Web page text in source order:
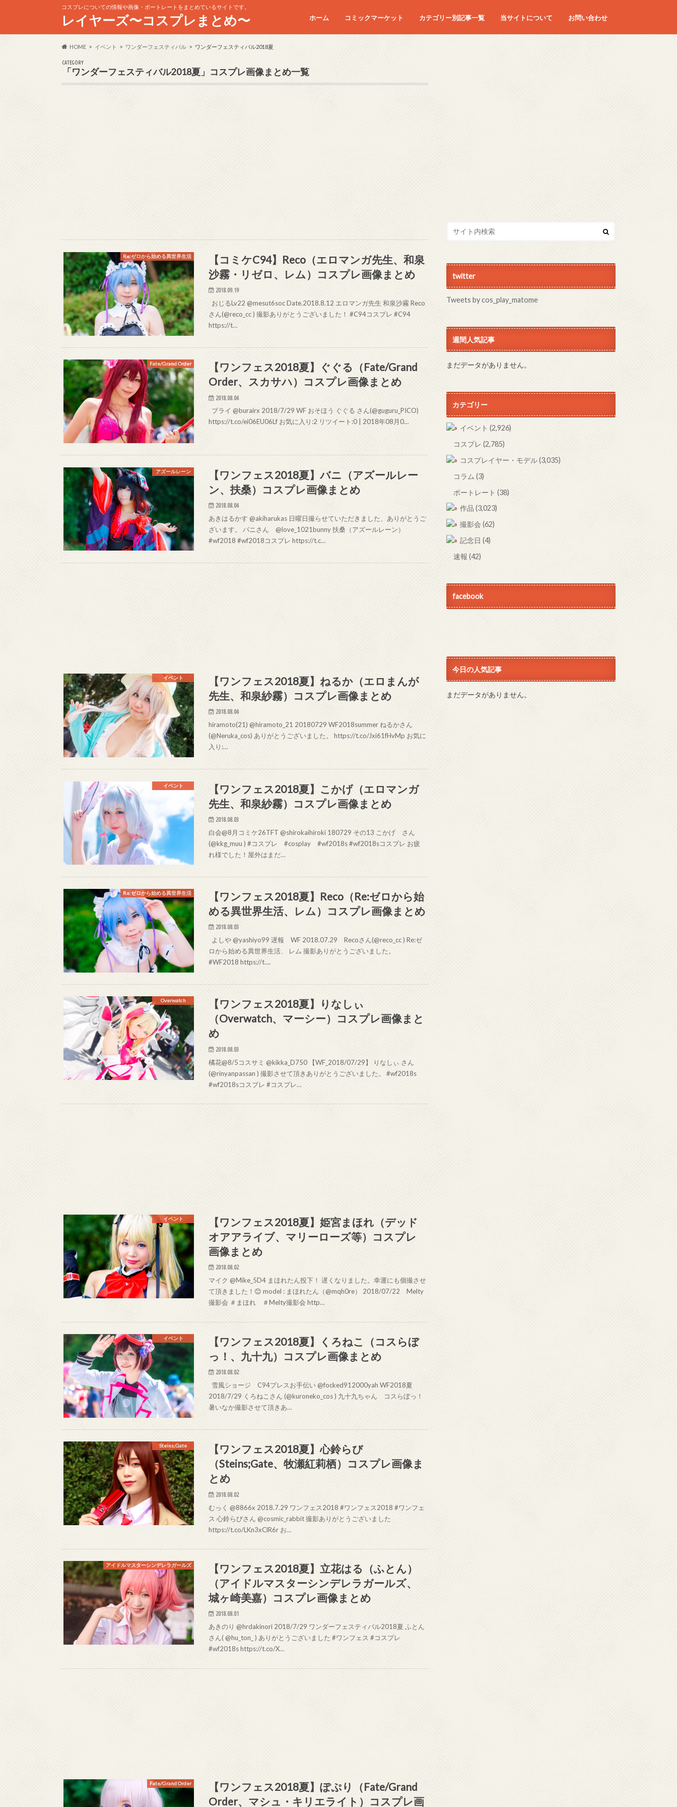
コスプレについての情報や画像・ポートレートをまとめているサイトです。
レイヤーズ〜コスプレまとめ〜 ホーム コミックマーケット
コミケC90
コミケC91
コミケC92
コミケC93
コミケC94
コミケC95
カテゴリー別記事一覧 当サイトについて お問い合わせ
HOME イベント ワンダーフェスティバル ワンダーフェスティバル2018夏
CATEGORY
「ワンダーフェスティバル2018夏」コスプレ画像まとめ一覧
Re:ゼロから始める異世界生活
【コミケC94】Reco（エロマンガ先生、和泉
沙霧・リゼロ、レム）コスプレ画像まとめ
2018.09.19
おじるLv22 @mesut6soc Date.2018.8.12 エロマンガ先生 和泉沙霧 Reco
さん(@reco_cc ) 撮影ありがとうございました！ #C94コスプレ #C94
https://t…
Fate/Grand Order
【ワンフェス2018夏】ぐぐる（Fate/Grand
Order、スカサハ）コスプレ画像まとめ
2018.08.04
ブライ @burairx 2018/7/29 WF おそほう ぐぐる さん(@guguru_PICO)
https://t.co/ei06EU06Lf お気に入り:2 リツイート:0 | 2018年08月0…
アズールレーン
【ワンフェス2018夏】バニ（アズールレー
ン、扶桑）コスプレ画像まとめ
2018.08.04
あきはるかす @akiharukas 日曜日撮らせていただきました、ありがとうご
ざいます。 バニさん @love_1021bunny 扶桑（アズールレーン）
#wf2018 #wf2018コスプレ https://t.c…
イベント
【ワンフェス2018夏】ねるか（エロまんが
先生、和泉紗霧）コスプレ画像まとめ
2018.08.04
hiramoto(21) @hiramoto_21 20180729 WF2018summer ねるかさん
(@Neruka_cos) ありがとうございました。 https://t.co/Jxi61fHvMp お気に
入り:…
イベント
【ワンフェス2018夏】こかげ（エロマンガ
先生、和泉紗霧）コスプレ画像まとめ
2018.08.03
白会@8月コミケ26TFT @shirokaihiroki 180729 その13 こかげ さん
(@kkg_muu ) #コスプレ #cosplay #wf2018s #wf2018sコスプレ お疲
れ様でした！屋外はまだ…
Re:ゼロから始める異世界生活
【ワンフェス2018夏】Reco（Re:ゼロから始
める異世界生活、レム）コスプレ画像まとめ
2018.08.03
よしや @yashiyo99 遅報 WF 2018.07.29 Recoさん(@reco_cc ) Re:ゼ
ロから始める異世界生活、 レム 撮影ありがとうございました。
#WF2018 https://t….
Overwatch
【ワンフェス2018夏】りなしぃ
（Overwatch、マーシー）コスプレ画像まと
め
2018.08.03
橘花@8/5コスサミ @kikka_D750 【WF_2018/07/29】 りなしぃ さん
(@rinyanpassan ) 撮影させて頂きありがとうございました。 #wf2018s
#wf2018sコスプレ #コスプレ…
イベント
【ワンフェス2018夏】姫宮まほれ（デッド
オアアライブ、マリーローズ等）コスプレ
画像まとめ
2018.08.02
マイク @Mike_5D4 まほれたん投下！ 遅くなりました。幸運にも個撮させ
て頂きました！😊 model : まほれたん（@mqh0re） 2018/07/22 Melty
撮影会 ＃まほれ ＃Melty撮影会 http…
イベント
【ワンフェス2018夏】くろねこ（コスらぼ
っ！、九十九）コスプレ画像まとめ
2018.08.02
雪風ショージ C94プレスお手伝い @focked912000yah WF2018夏
2018/7/29 くろねこさん (@kuroneko_cos ) 九十九ちゃん コスらぼっ！
暑いなか撮影させて頂きあ…
Steins;Gate
【ワンフェス2018夏】心鈴らび
（Steins;Gate、牧瀬紅莉栖）コスプレ画像ま
とめ
2018.08.02
むっく @8866x 2018.7.29 ワンフェス2018 #ワンフェス2018 #ワンフェ
ス 心鈴らびさん @cosmic_rabbit 撮影ありがとうございました
https://t.co/LKn3xClR6r お…
アイドルマスターシンデレラガールズ
【ワンフェス2018夏】立花はる（ふとん）
（アイドルマスターシンデレラガールズ、
城ヶ崎美嘉）コスプレ画像まとめ
2018.08.01
あきのり @hrdakinori 2018/7/29 ワンダーフェスティバル2018夏 ふとん
さん( @hu_ton_ ) ありがとうございました #ワンフェス #コスプレ
#wf2018s https://t.co/X…
Fate/Grand Order
【ワンフェス2018夏】ぽぷり（Fate/Grand
Order、マシュ・キリエライト）コスプレ画
twitter
Tweets by cos_play_matome
週間人気記事
まだデータがありません。
カテゴリー
イベント (2,926)
コスプレ (2,785)
コスプレイヤー・モデル(3,035)
コラム (3)
ポートレート (38)
作品 (3,023)
撮影会 (62)
記念日 (4)
速報 (42)
facebook
今日の人気記事
まだデータがありません。